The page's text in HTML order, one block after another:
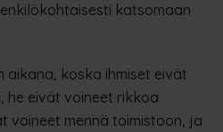
katsomaan
aikana, koska ihmiset eivät
he eivät voineet rikkoa
voineet mennä toimistoon, ja